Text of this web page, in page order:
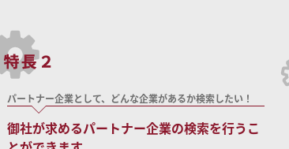
パートナー企業として、どんな企業があるか検索したい！
御社が求めるパートナー企業の検索を行うこ